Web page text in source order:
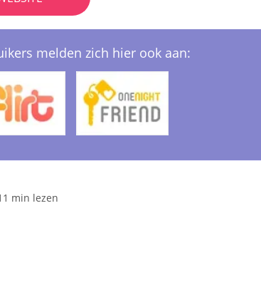
melden zich hier ook aan:
min lezen